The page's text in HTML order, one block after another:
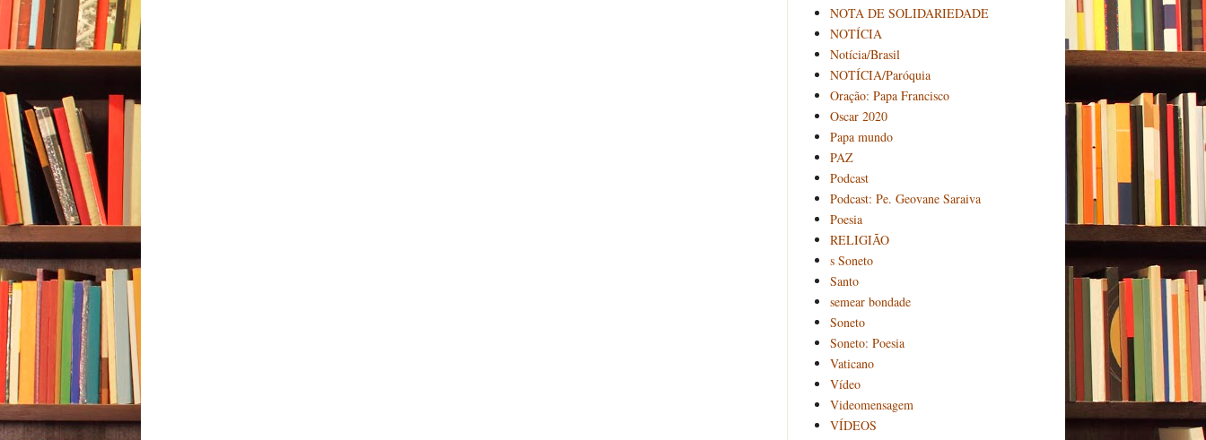
NOTA DE SOLIDARIEDADE
NOTÍCIA
Notícia/Brasil
NOTÍCIA/Paróquia
Oração: Papa Francisco
Oscar 2020
Papa mundo
PAZ
Podcast
Podcast: Pe. Geovane Saraiva
Poesia
RELIGIÃO
s Soneto
Santo
semear bondade
Soneto
Soneto: Poesia
Vaticano
Vídeo
Videomensagem
VÍDEOS